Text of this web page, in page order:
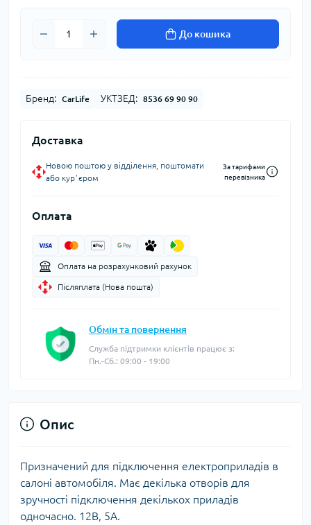
До кошика
Бренд: CarLife УКТЗЕД: 8536 69 90 90
Доставка
Новою поштою у відділення, поштомати
або курʼєром
За тарифами
перевізника
Оплата
Оплата на розрахунковий рахунок
Післяплата (Нова пошта)
Обмін та повернення
Служба підтримки клієнтів працює з:
Пн.-Сб.: 09:00 - 19:00
Опис
Призначений для підключення електроприладів в
салоні автомобіля. Має декілька отворів для
зручності підключення декількох приладів
одночасно. 12В, 5A.